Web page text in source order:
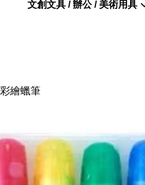
文創文具 / 辦公 / 美術用具
繪蠟筆